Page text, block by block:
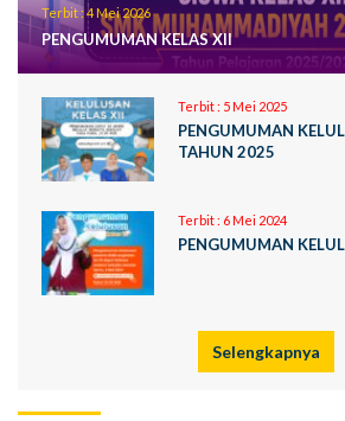
Terbit : 4 Mei 2026
PENGUMUMAN KELAS XII
Terbit : 5 Mei 2025
PENGUMUMAN
TAHUN 2025
Terbit : 6 Mei 2024
PENGUMUMAN
Selengkapnya